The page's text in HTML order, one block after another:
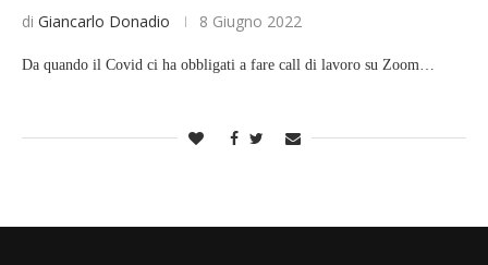
di Giancarlo Donadio 8 Giugno 2022
Da quando il Covid ci ha obbligati a fare call di lavoro su Zoom…